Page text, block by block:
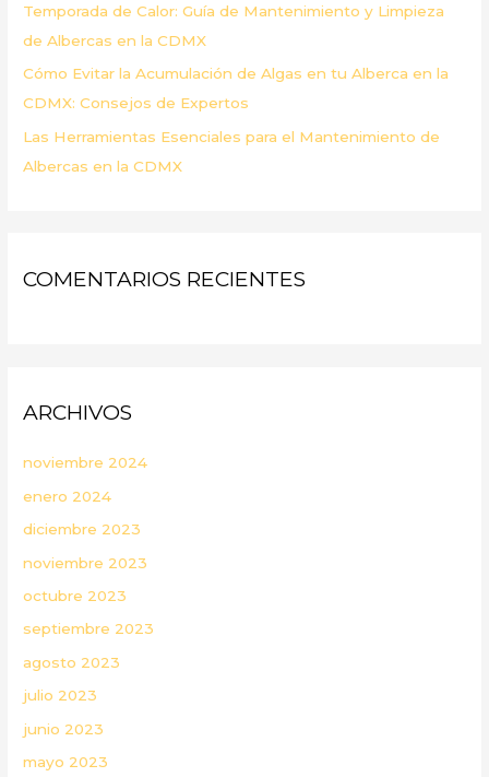
Temporada de Calor: Guía de Mantenimiento y Limpieza
de Albercas en la CDMX
Cómo Evitar la Acumulación de Algas en tu Alberca en la
CDMX: Consejos de Expertos
Las Herramientas Esenciales para el Mantenimiento de
Albercas en la CDMX
COMENTARIOS RECIENTES
ARCHIVOS
noviembre 2024
enero 2024
diciembre 2023
noviembre 2023
octubre 2023
septiembre 2023
agosto 2023
julio 2023
junio 2023
mayo 2023